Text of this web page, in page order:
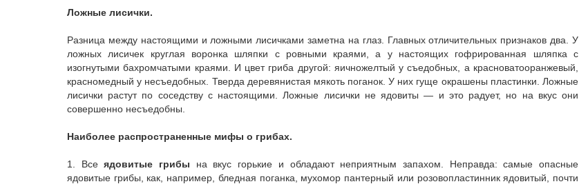
Ложные лисички.
Разница между настоящими и ложными лисичками заметна на глаз. Главных отличительных признаков два. У
ложных лисичек круглая воронка шляпки с ровными краями, а у настоящих гофрированная шляпка с
изогнутыми бахромчатыми краями. И цвет гриба другой: яично­желтый у съедобных, а красновато­оранжевый,
красно­медный у несъедобных. Тверда деревянистая мякоть поганок. У них гуще окрашены пластинки. Ложные
лисички растут по соседству с настоящими. Ложные лисички не ядовиты — и это радует, но на вкус они
совершенно несъедобны.
Наиболее распространенные мифы о грибах.
1. Всеядовитые грибы на вкус горькие и обладают неприятным запахом. Неправда: самые опасные
ядовитые грибы, как, например, бледная поганка, мухомор пантерный или розовопластинник ядовитый, почти